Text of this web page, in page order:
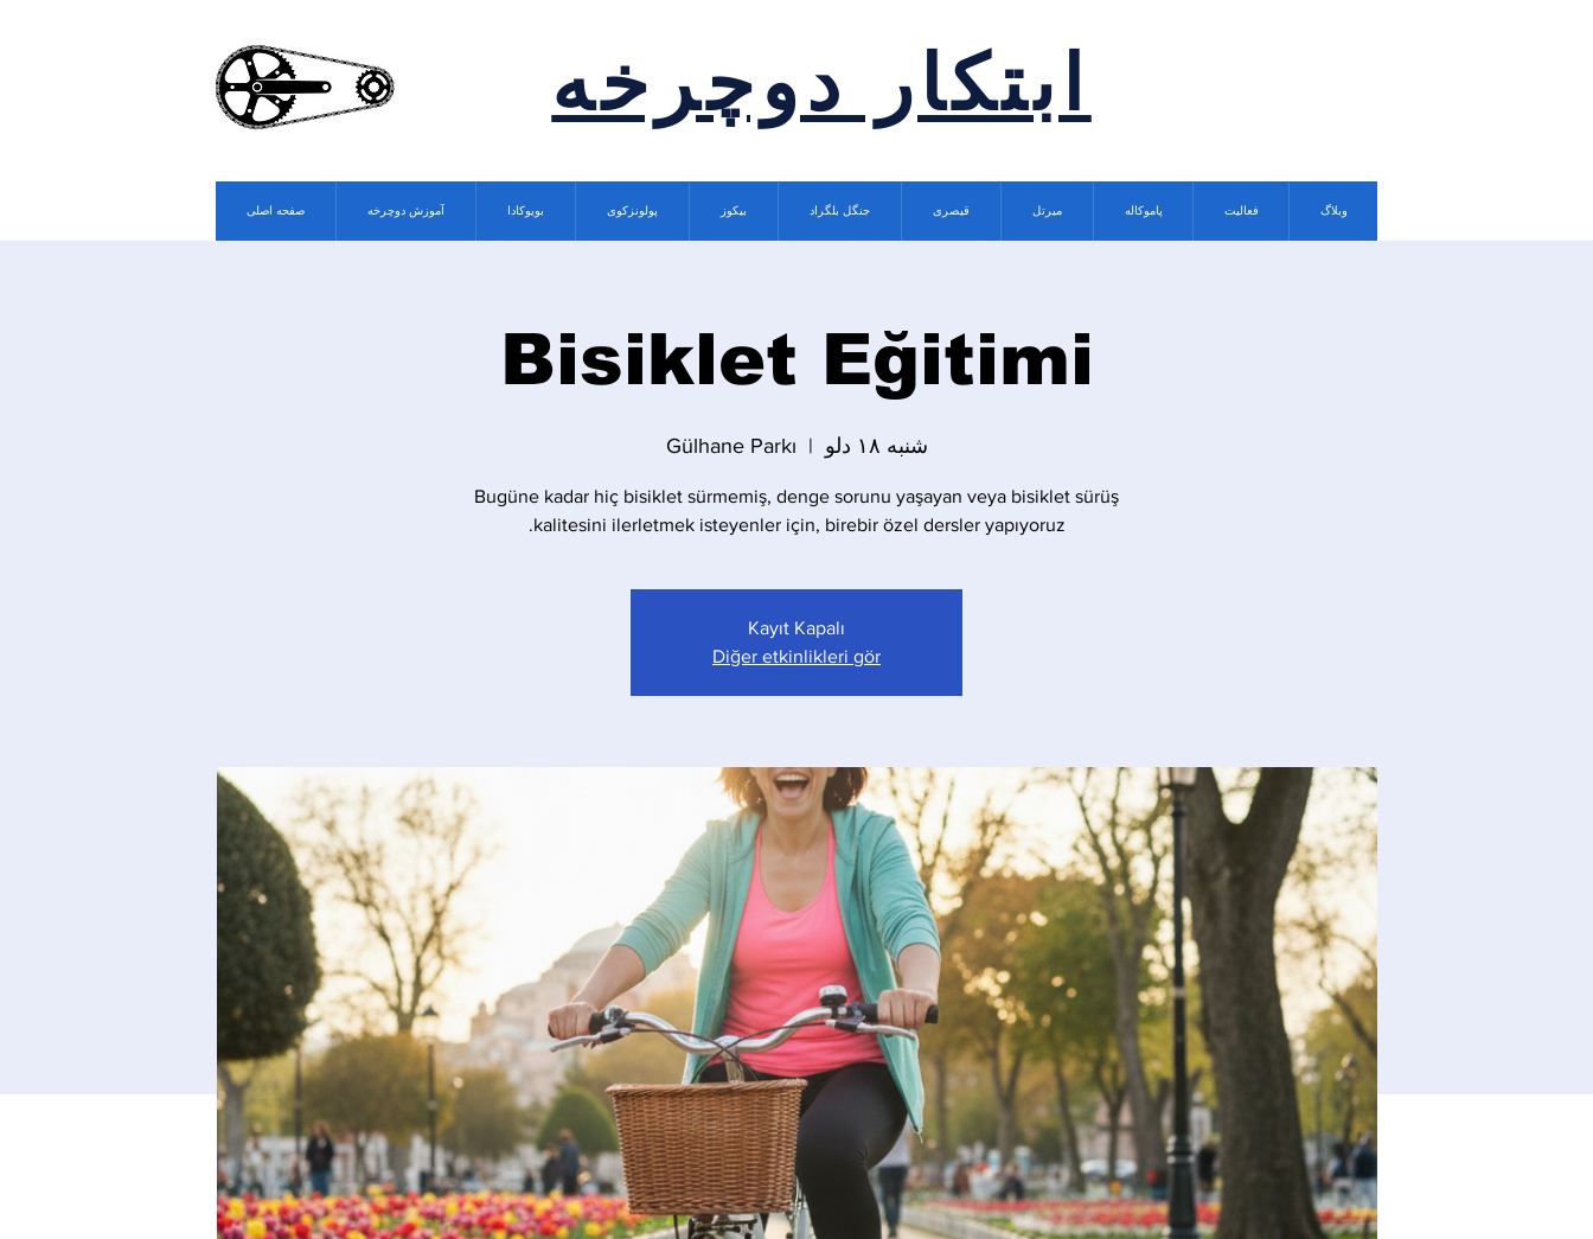
ابتکار دوچرخه
صفحه اصلی آموزش دوچرخه بویوکادا پولونزکوی بیکوز جنگل بلگراد قیصری میرتل پاموکاله فعالیت وبلاگ
Bisiklet Eğitimi
شنبه ۱۸ دلو
  |
Gülhane Parkı
Bugüne kadar hiç bisiklet sürmemiş, denge sorunu yaşayan veya bisiklet sürüş
kalitesini ilerletmek isteyenler için, birebir özel dersler yapıyoruz.
Kayıt Kapalı
Diğer etkinlikleri gör